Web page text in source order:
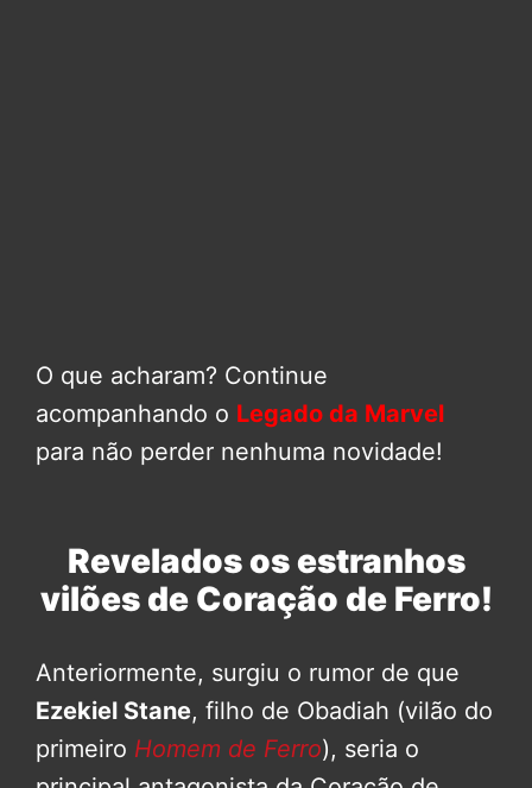
O que acharam? Continue
acompanhando o Legado da Marvel
para não perder nenhuma novidade!
Revelados os estranhos
vilões de Coração de Ferro!
Anteriormente, surgiu o rumor de que
Ezekiel Stane, filho de Obadiah (vilão do
primeiro Homem de Ferro), seria o